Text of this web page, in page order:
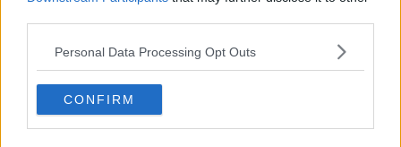
Personal Data Processing Opt Outs
CONFIRM
La farsa delle elezioni in Siria
In Medioriente non ci sono favole, solo realtà
Biden chiama ma Netanyahu non risponde
Niente di nuovo in Medioriente
La forza di Boris Johnson